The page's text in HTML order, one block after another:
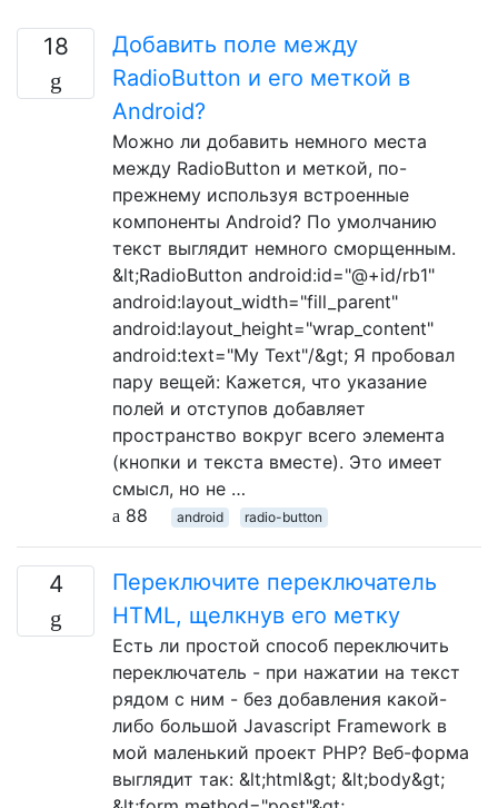
18
Добавить поле между
RadioButton и его меткой в ​​
Android?
Можно ли добавить немного места
между RadioButton и меткой, по-
прежнему используя встроенные
компоненты Android? По умолчанию
текст выглядит немного сморщенным.
&lt;RadioButton android:id="@+id/rb1"
android:layout_width="fill_parent"
android:layout_height="wrap_content"
android:text="My Text"/&gt; Я пробовал
пару вещей: Кажется, что указание
полей и отступов добавляет
пространство вокруг всего элемента
(кнопки и текста вместе). Это имеет
смысл, но не …
88
android radio-button
4
Переключите переключатель
HTML, щелкнув его метку
Есть ли простой способ переключить
переключатель - при нажатии на текст
рядом с ним - без добавления какой-
либо большой Javascript Framework в
мой маленький проект PHP? Веб-форма
выглядит так: &lt;html&gt; &lt;body&gt;